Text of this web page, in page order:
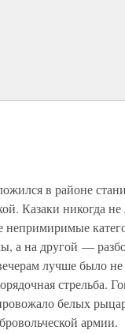
в районе
Казаки никогда
непримиримые
а на другой —
лучше было
стрельба.
белых
армии.